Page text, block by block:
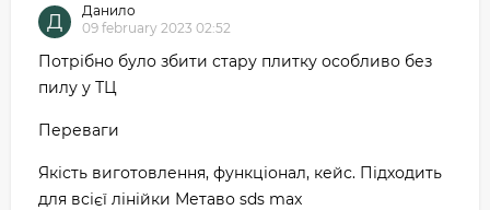
Д
Данило
09 february 2023 02:52
Потрібно було збити стару плитку особливо без
пилу у ТЦ
Переваги
Якість виготовлення, функціонал, кейс. Підходить
для всієї лінійки Метаво sds max